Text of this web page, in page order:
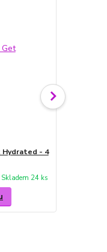
Hydrated - 4
Skladem 24 ks